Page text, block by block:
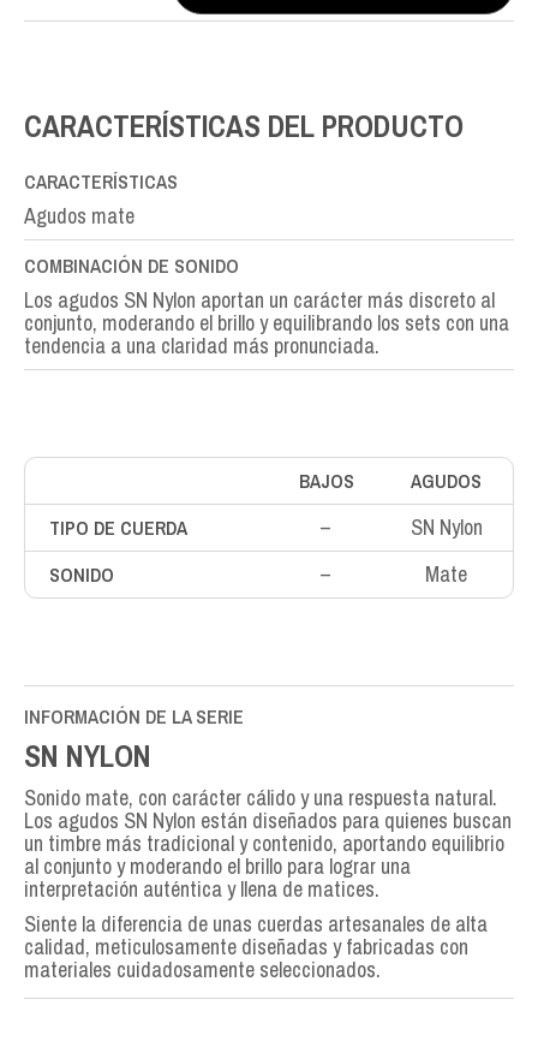
Nylon
CARACTERÍSTICAS DEL PRODUCTO
CARACTERÍSTICAS
Agudos mate
COMBINACIÓN DE SONIDO
Los agudos SN Nylon aportan un carácter más discreto al
conjunto, moderando el brillo y equilibrando los sets con una
tendencia a una claridad más pronunciada.
BAJOS
AGUDOS
TIPO DE CUERDA
– SN Nylon
SONIDO – Mate
INFORMACIÓN DE LA SERIE
SN NYLON
Sonido mate, con carácter cálido y una respuesta natural.
Los agudos SN Nylon están diseñados para quienes buscan
un timbre más tradicional y contenido, aportando equilibrio
al conjunto y moderando el brillo para lograr una
interpretación auténtica y llena de matices.
Siente la diferencia de unas cuerdas artesanales de alta
calidad, meticulosamente diseñadas y fabricadas con
materiales cuidadosamente seleccionados.